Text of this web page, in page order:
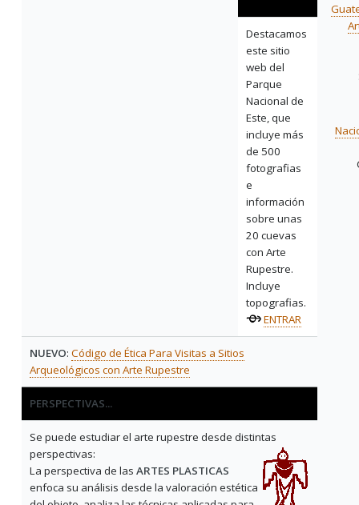
Destacamos
este sitio
web del
Parque
Nacional de
Este, que
incluye más
de 500
fotografias
e
información
sobre unas
20 cuevas
con Arte
Rupestre.
Incluye
topografias.
ENTRAR
NUEVO: Código de Ética Para Visitas a Sitios
Arqueológicos con Arte Rupestre
PERSPECTIVAS...
Se puede estudiar el arte rupestre desde distintas
perspectivas:
La perspectiva de las ARTES PLASTICAS
enfoca su análisis desde la valoración estética